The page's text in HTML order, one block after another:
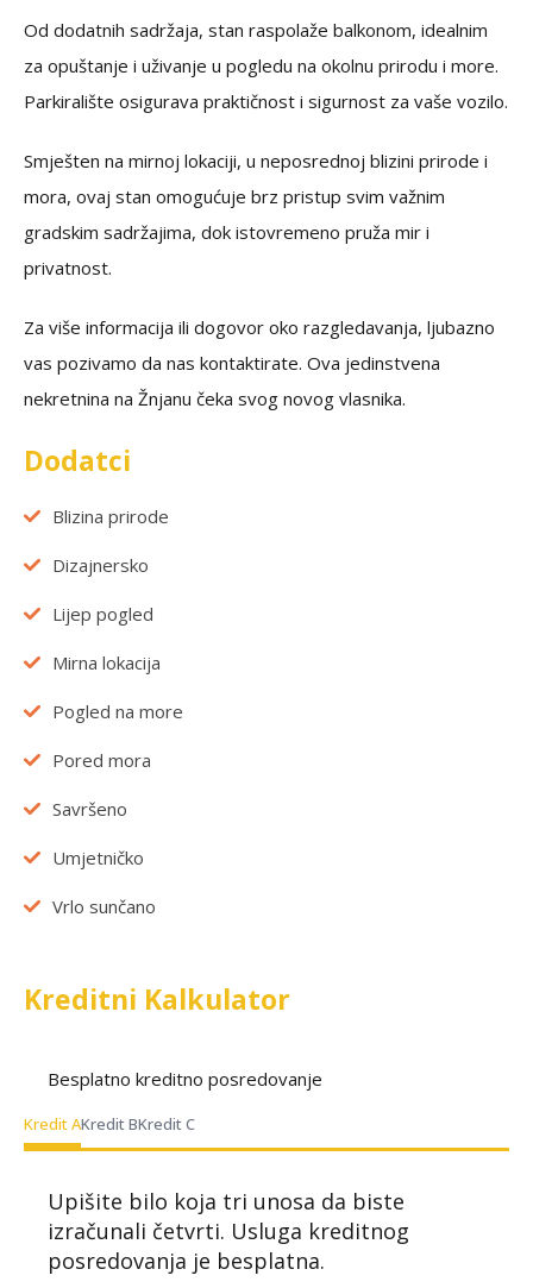
Od dodatnih sadržaja, stan raspolaže balkonom, idealnim
za opuštanje i uživanje u pogledu na okolnu prirodu i more.
Parkiralište osigurava praktičnost i sigurnost za vaše vozilo.
Smješten na mirnoj lokaciji, u neposrednoj blizini prirode i
mora, ovaj stan omogućuje brz pristup svim važnim
gradskim sadržajima, dok istovremeno pruža mir i
privatnost.
Za više informacija ili dogovor oko razgledavanja, ljubazno
vas pozivamo da nas kontaktirate. Ova jedinstvena
nekretnina na Žnjanu čeka svog novog vlasnika.
Dodatci
Blizina prirode
Dizajnersko
Lijep pogled
Mirna lokacija
Pogled na more
Pored mora
Savršeno
Umjetničko
Vrlo sunčano
Kreditni Kalkulator
Besplatno kreditno posredovanje
Kredit AKredit BKredit C
Upišite bilo koja tri unosa da biste
izračunali četvrti. Usluga kreditnog
posredovanja je besplatna.